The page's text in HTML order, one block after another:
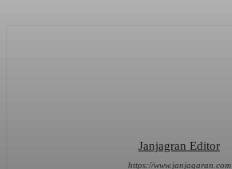
Janjagran Editor
https://www.janjagaran.com